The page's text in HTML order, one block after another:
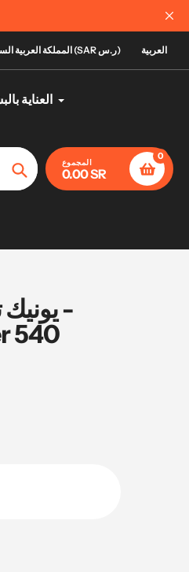
المملكة العربية السعودية (SAR ر.س) العربية
العناية
تأكيد
المجموع
0.00 SR
0
540